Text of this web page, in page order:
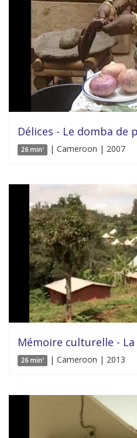
Délices - Le domba de
26 min' | Cameroon | 2007
Mémoire culturelle -
26 min' | Cameroon | 2013